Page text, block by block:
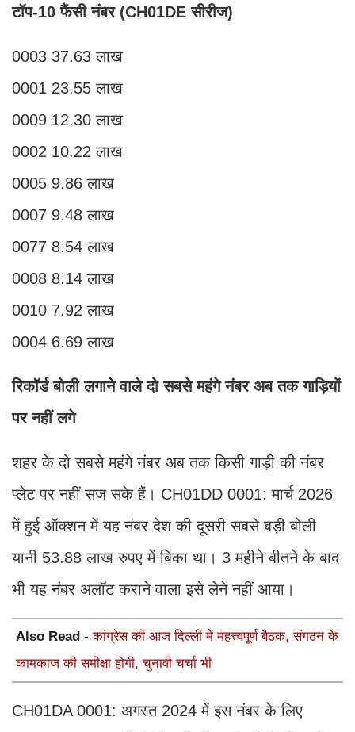
टॉप-10 फैंसी नंबर (CH01DE सीरीज)
0003 37.63 लाख
0001 23.55 लाख
0009 12.30 लाख
0002 10.22 लाख
0005 9.86 लाख
0007 9.48 लाख
0077 8.54 लाख
0008 8.14 लाख
0010 7.92 लाख
0004 6.69 लाख
रिकॉर्ड बोली लगाने वाले दो सबसे महंगे नंबर अब तक गाड़ियों
पर नहीं लगे
शहर के दो सबसे महंगे नंबर अब तक किसी गाड़ी की नंबर
प्लेट पर नहीं सज सके हैं। CH01DD 0001: मार्च 2026
में हुई ऑक्शन में यह नंबर देश की दूसरी सबसे बड़ी बोली
यानी 53.88 लाख रुपए में बिका था। 3 महीने बीतने के बाद
भी यह नंबर अलॉट कराने वाला इसे लेने नहीं आया।
Also Read -कांग्रेस की आज दिल्ली में महत्त्वपूर्ण बैठक, संगठन के
कामकाज की समीक्षा होगी, चुनावी चर्चा भी
CH01DA 0001: अगस्त 2024 में इस नंबर के लिए